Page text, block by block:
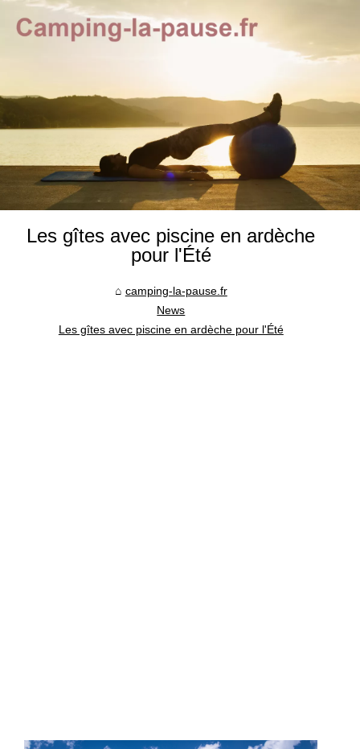
Les gîtes avec piscine en ardèche
pour l'Été
camping-la-pause.fr
News
Les gîtes avec piscine en ardèche pour l'Été